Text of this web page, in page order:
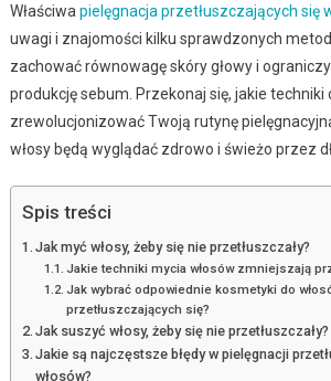
Właściwa pielęgnacja przetłuszczających się
uwagi i znajomości kilku sprawdzonych
zachować równowagę skóry głowy i
produkcję sebum. Przekonaj się, jakie
zrewolucjonizować Twoją rutynę
włosy będą wyglądać zdrowo i świeżo przez
Spis treści
Jak myć włosy, żeby się nie przetłuszczały?
Jakie techniki mycia włosów zmniejszają
Jak wybrać odpowiednie kosmetyki do
przetłuszczających się?
Jak suszyć włosy, żeby się nie przetłuszczały?
Jakie są najczęstsze błędy w pielęgnacji
włosów?